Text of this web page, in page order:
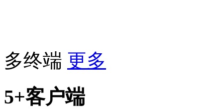
多终端 更多
5+客户端